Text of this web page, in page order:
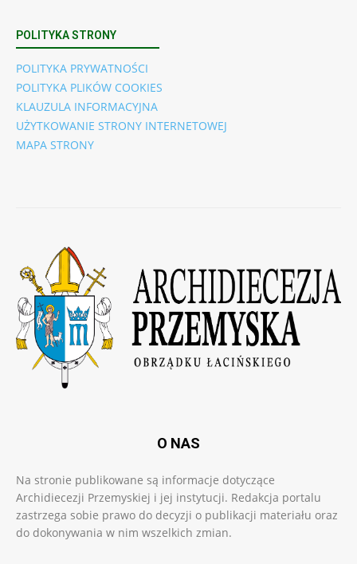
POLITYKA STRONY
POLITYKA PRYWATNOŚCI
POLITYKA PLIKÓW COOKIES
KLAUZULA INFORMACYJNA
UŻYTKOWANIE STRONY INTERNETOWEJ
MAPA STRONY
O NAS
Na stronie publikowane są informacje dotyczące
Archidiecezji Przemyskiej i jej instytucji. Redakcja portalu
zastrzega sobie prawo do decyzji o publikacji materiału oraz
do dokonywania w nim wszelkich zmian.